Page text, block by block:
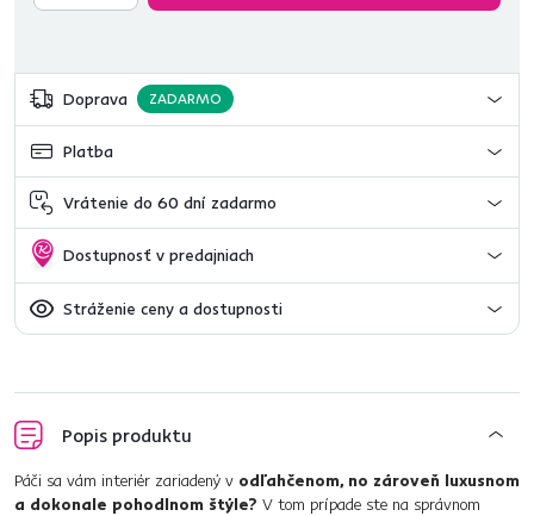
Doprava ZADARMO
Platba
Vrátenie do 60 dní zadarmo
Dostupnosť v predajniach
Stráženie ceny a dostupnosti
Popis produktu
Páči sa vám interiér zariadený v odľahčenom, no zároveň luxusnom
a dokonale pohodlnom štýle? V tom prípade ste na správnom